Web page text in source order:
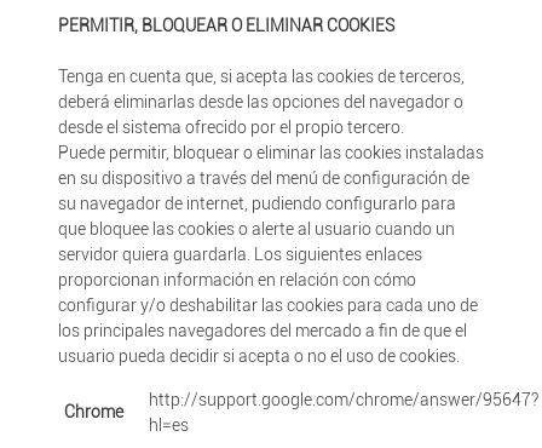
PERMITIR, BLOQUEAR O ELIMINAR COOKIES
Tenga en cuenta que, si acepta las cookies de terceros,
deberá eliminarlas desde las opciones del navegador o
desde el sistema ofrecido por el propio tercero.
Puede permitir, bloquear o eliminar las cookies instaladas
en su dispositivo a través del menú de configuración de
su navegador de internet, pudiendo configurarlo para
que bloquee las cookies o alerte al usuario cuando un
servidor quiera guardarla. Los siguientes enlaces
proporcionan información en relación con cómo
configurar y/o deshabilitar las cookies para cada uno de
los principales navegadores del mercado a fin de que el
usuario pueda decidir si acepta o no el uso de cookies.
Chrome
http://support.google.com/chrome/answer/95647?
hl=es